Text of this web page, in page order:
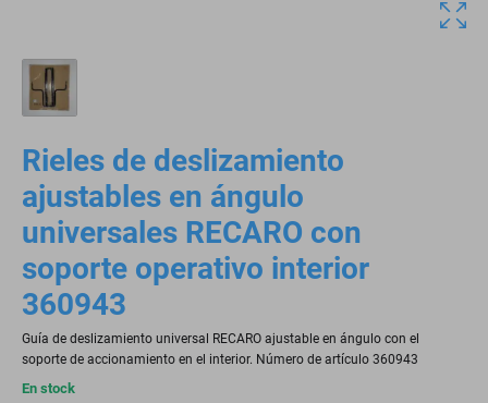
Rieles de deslizamiento
ajustables en ángulo
universales RECARO con
soporte operativo interior
360943
Guía de deslizamiento universal RECARO ajustable en ángulo con el
soporte de accionamiento en el interior. Número de artículo 360943
En stock